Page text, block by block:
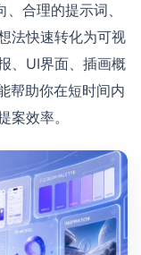
合理的提示词、
法快速转化为可视
、UI界面、插画概
帮助你在短时间内
案效率。